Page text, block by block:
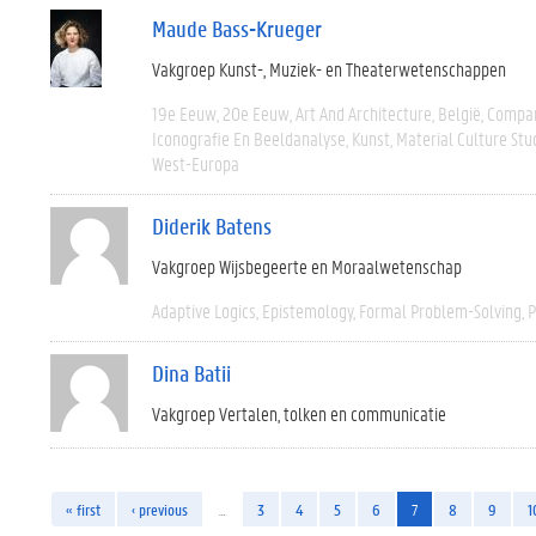
Maude Bass-Krueger
Vakgroep Kunst-, Muziek- en Theaterwetenschappen
19e Eeuw 20e Eeuw Art And Architecture België
Iconografie En Beeldanalyse Kunst Material Culture
West-Europa
Diderik Batens
Vakgroep Wijsbegeerte en Moraalwetenschap
Adaptive Logics Epistemology Formal Problem-Solving
Dina Batii
Vakgroep Vertalen, tolken en communicatie
« first ‹ previous 3 4 5 6 7 8 9